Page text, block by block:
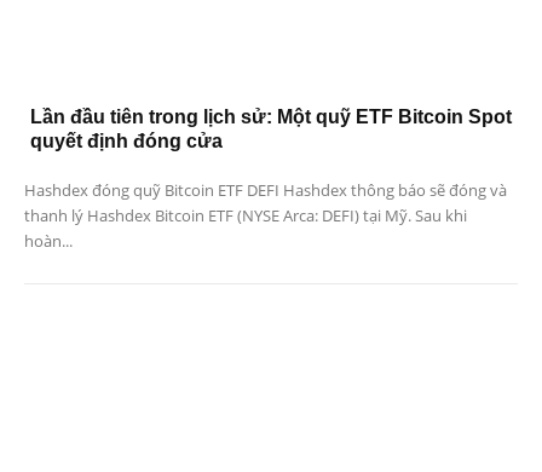
Lần đầu tiên trong lịch sử: Một quỹ ETF Bitcoin Spot
quyết định đóng cửa
Hashdex đóng quỹ Bitcoin ETF DEFI Hashdex thông báo sẽ đóng và
thanh lý Hashdex Bitcoin ETF (NYSE Arca: DEFI) tại Mỹ. Sau khi
hoàn...